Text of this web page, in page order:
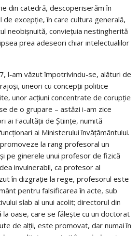
din catedră, descoperiserăm în
de excepţie, în care cultura generală,
neobişnuită, convieţuia nestingherită
prea adeseori chiar intelectualilor
l-am văzut împotrivindu-se, alături de
uneori cu concepţii politice
unor acţiuni concentrate de corupţie
de o grupare – astăzi i-am zice
ai Facultăţii de Ştiinţe, numită
ai Ministerului învăţământului.
la rang profesoral un
pe ginerele unui profesor de fizică
invulnerabil, ca profesor al
în dizgraţie la rege, profesorul este
pentru falsificarea în acte, sub
slab al unui acolit; directorul din
oase, care se făleşte cu un doctorat
de alţii, este promovat, dar numai în